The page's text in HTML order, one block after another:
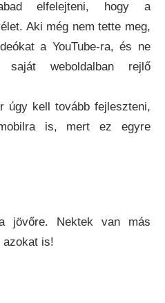
elfelejteni, hogy a
Aki még nem tette meg,
a YouTube-ra, és ne
weboldalban rejlő
úgy kell tovább fejleszteni,
is, mert ez egyre
jövőre. Nektek van más
azokat is!